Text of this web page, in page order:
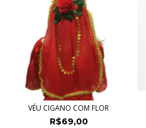
VÉU CIGANO COM FLOR
R$69,00